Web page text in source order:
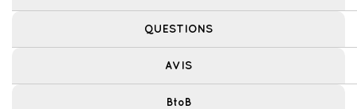
QUESTIONS
AVIS
BtoB